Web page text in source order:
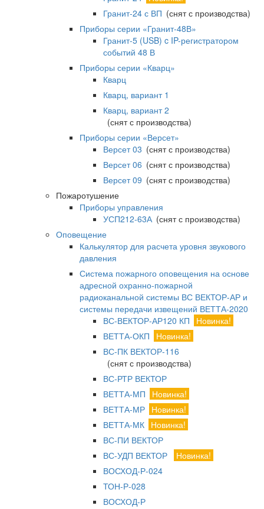
Гранит-24 с ВП (снят с производства)
Приборы серии «Гранит-48В»
Гранит-5 (USB) c IP-регистратором
событий 48 В
Приборы серии «Кварц»
Кварц
Кварц, вариант 1
Кварц, вариант 2
(снят с производства)
Приборы серии «Версет»
Версет 03 (снят с производства)
Версет 06 (снят с производства)
Версет 09 (снят с производства)
Пожаротушение
Приборы управления
УСП212-63А(снят с производства)
Оповещение
Калькулятор для расчета уровня звукового
давления
Система пожарного оповещения на основе
адресной охранно-пожарной
радиоканальной системы ВС ВЕКТОР-АР и
системы передачи извещений ВЕТТА-2020
ВС-ВЕКТОР-АР120 КП
Новинка!
ВЕТТА-ОКП
Новинка!
ВС-ПК ВЕКТОР-116
(снят с производства)
ВС-РТР ВЕКТОР
ВЕТТА-МП
Новинка!
ВЕТТА-МР Новинка!
ВЕТТА-МК Новинка!
ВС-ПИ ВЕКТОР
ВС-УДП ВЕКТОР
Новинка!
ВОСХОД-Р-024
ТОН-Р-028
ВОСХОД-Р